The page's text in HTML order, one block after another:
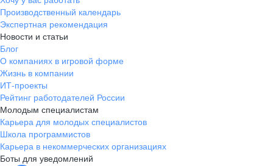
Производственный календарь
Экспертная рекомендация
Новости и статьи
Блог
О компаниях в игровой форме
Жизнь в компании
ИТ-проекты
Рейтинг работодателей России
Молодым специалистам
Карьера для молодых специалистов
Школа программистов
Карьера в некоммерческих организациях
Боты для уведомлений